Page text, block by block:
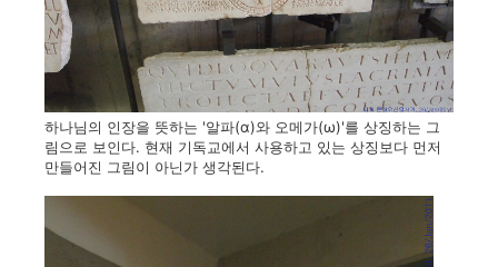
하나님의 인장을 뜻하는 '알파(α)와 오메가(ω)'를 상징하는 그
림으로 보인다. 현재 기독교에서 사용하고 있는 상징보다 먼저
만들어진 그림이 아닌가 생각된다.